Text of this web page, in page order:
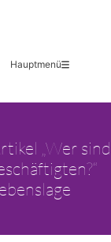
Hauptmenü
„Wer sind